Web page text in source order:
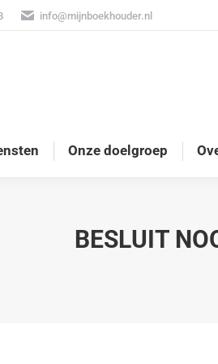
info@mijnboekhouder.nl
Onze doelgroep
BESLUIT